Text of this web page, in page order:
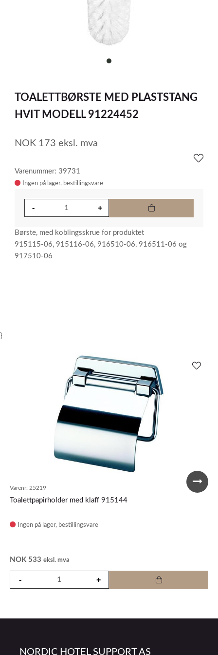
item
of
1
TOALETTBØRSTE MED PLASTSTANG
HVIT MODELL 91224452
NOK 173 eksl. mva
Varenummer: 39731
Ingen på lager
Børste, med koblingsskrue for produktet
915115-06, 915116-06, 916510-06, 916511-06 og
917510-06
}
Varenr: 25219
Toalettpapirholder med klaff 915144
Ingen på lager
NOK 533 eksl. mva
NORDIC HOTEL SUPPORT AS